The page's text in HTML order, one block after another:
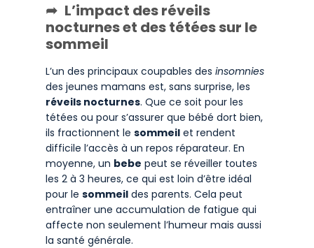
L’impact des réveils
nocturnes et des tétées sur le
sommeil
L’un des principaux coupables des insomnies
des jeunes mamans est, sans surprise, les
réveils nocturnes. Que ce soit pour les
tétées ou pour s’assurer que bébé dort bien,
ils fractionnent le sommeil et rendent
difficile l’accès à un repos réparateur. En
moyenne, un bebe peut se réveiller toutes
les 2 à 3 heures, ce qui est loin d’être idéal
pour le sommeil des parents. Cela peut
entraîner une accumulation de fatigue qui
affecte non seulement l’humeur mais aussi
la santé générale.